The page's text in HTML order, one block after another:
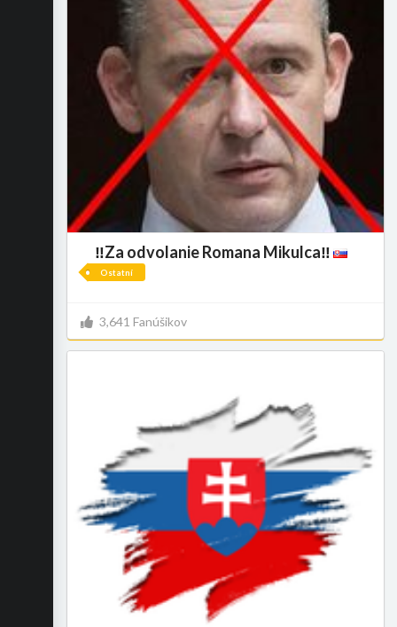
‼️Za odvolanie Romana Mikulca‼️
Ostatní
3,641 Fanúšikov